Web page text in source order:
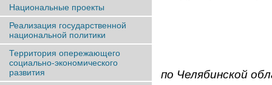
Национальные проекты
Реализация государственной
национальной политики
Территория опережающего
социально-экономического
развития
по Челябинской